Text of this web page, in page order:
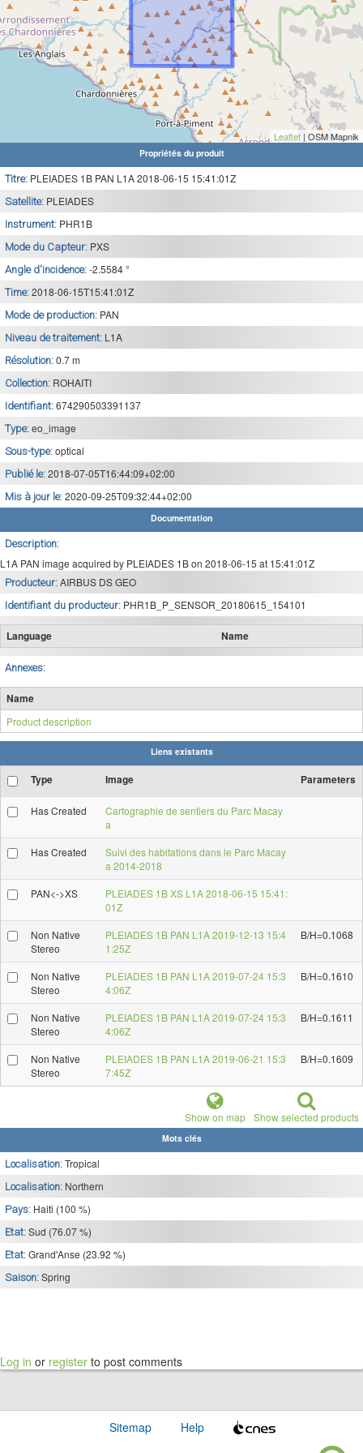
Leaflet | OSM Mapnik
Propriétés du produit
Titre: PLEIADES 1B PAN L1A 2018-06-15 15:41:01Z
Satellite: PLEIADES
Instrument: PHR1B
Mode du Capteur: PXS
Angle d'incidence: -2.5584 °
Time: 2018-06-15T15:41:01Z
Mode de production: PAN
Niveau de traitement: L1A
Résolution: 0.7 m
Collection: ROHAITI
Identifiant: 674290503391137
Type: eo_image
Sous-type: optical
Publié le: 2018-07-05T16:44:09+02:00
Mis à jour le: 2020-09-25T09:32:44+02:00
Documentation
Description:
L1A PAN image acquired by PLEIADES 1B on 2018-06-15 at 15:41:01Z
Producteur: AIRBUS DS GEO
Identifiant du producteur: PHR1B_P_SENSOR_20180615_154101
Language Name
Annexes:
Name
Product description
Liens existants
Type Image Parameters
Has Created
Cartographie de sentiers du Parc Macay
a
Has Created
Suivi des habitations dans le Parc Macay
a 2014-2018
PAN<->XS
PLEIADES 1B XS L1A 2018-06-15 15:41:
01Z
Non Native
Stereo
PLEIADES 1B PAN L1A 2019-12-13 15:4
1:25Z
B/H=0.1068
Non Native
Stereo
PLEIADES 1B PAN L1A 2019-07-24 15:3
4:06Z
B/H=0.1610
Non Native
Stereo
PLEIADES 1B PAN L1A 2019-07-24 15:3
4:06Z
B/H=0.1611
Non Native
Stereo
PLEIADES 1B PAN L1A 2019-06-21 15:3
7:45Z
B/H=0.1609
Show on map Show selected products
Mots clés
Localisation: Tropical
Localisation: Northern
Pays: Haiti (100 %)
Etat: Sud (76.07 %)
Etat: Grand'Anse (23.92 %)
Saison: Spring
Log in or register to post comments
Sitemap Help